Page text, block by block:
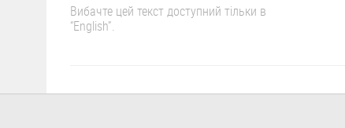
Вибачте цей текст доступний тільки в
“English”.